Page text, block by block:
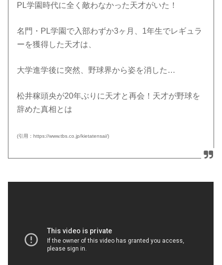
PL学園時代に全く敵わなかった天才がいた！
名門・PL学園で入部わずか3ヶ月、1年生でレギュラ
ーを獲得した天才は、
大学進学後に突然、野球界から姿を消した…
松井稼頭央が20年ぶりに天才と再会！天才が野球を
辞めた真相とは
(引用：https://www.tbs.co.jp/kietatensai/)